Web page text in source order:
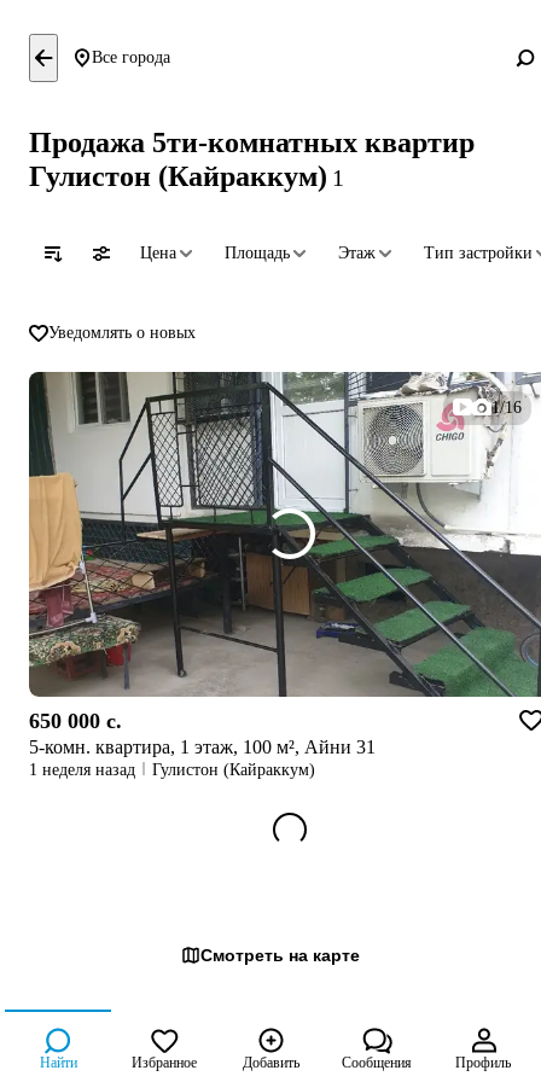
Все города
Продажа 5ти-комнатных квартир
Гулистон (Кайраккум) 1
Цена Площадь Этаж Тип застройки
Уведомлять о новых
1/16
650 000 c.
5-комн. квартира, 1 этаж, 100 м², Айни 31
1 неделя назад Гулистон (Кайраккум)
Смотреть на карте
Найти Избранное Добавить Сообщения Профиль